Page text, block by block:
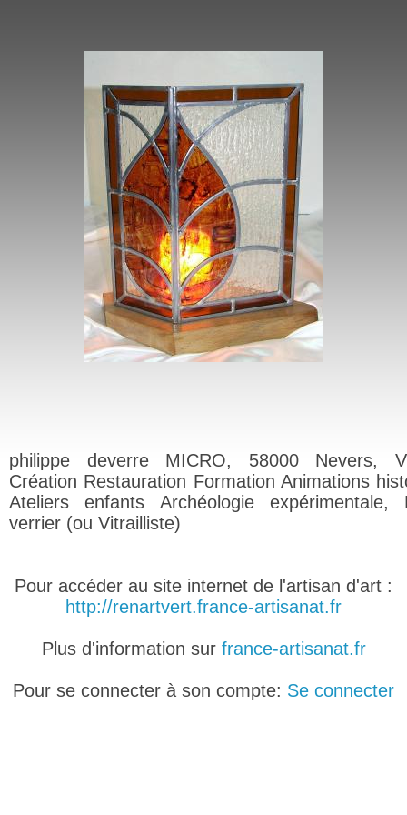
philippe deverre MICRO, 58000 Nevers,
Création Restauration Formation Animations
Ateliers enfants Archéologie expérimentale,
verrier (ou Vitrailliste)
Pour accéder au site internet de l'artisan d'art :
http://renartvert.france-artisanat.fr
Plus d'information sur france-artisanat.fr
Pour se connecter à son compte: Se connecter